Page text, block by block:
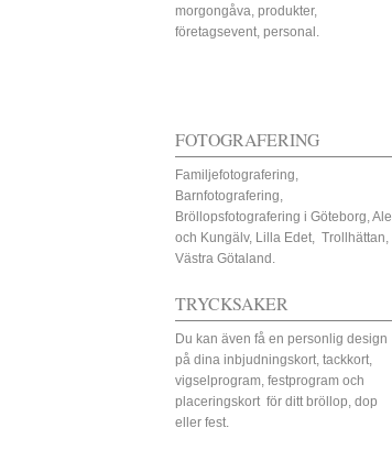
morgongåva, produkter,
företagsevent, personal.
FOTOGRAFERING
Familjefotografering,
Barnfotografering,
Bröllopsfotografering i Göteborg, Ale
och Kungälv, Lilla Edet, Trollhättan,
Västra Götaland.
TRYCKSAKER
Du kan även få en personlig design
på dina inbjudningskort, tackkort,
vigselprogram, festprogram och
placeringskort för ditt bröllop, dop
eller fest.